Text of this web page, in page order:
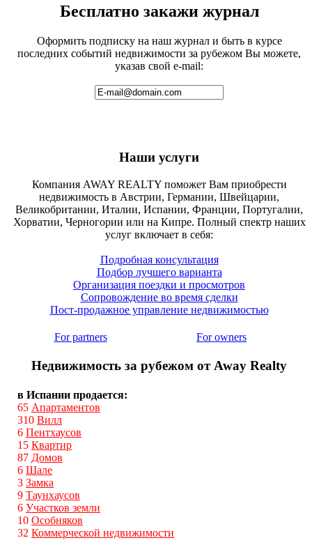
Бесплатно закажи журнал
Оформить подписку на наш журнал и быть в курсе
последних событий недвижимости за рубежом Вы можете,
указав свой e-mail:
Наши услуги
Компания AWAY REALTY поможет Вам приобрести
недвижимость в Австрии, Германии, Швейцарии,
Великобритании, Италии, Испании, Франции, Португалии,
Хорватии, Черногории или на Кипре. Полный спектр наших
услуг включает в себя:
Подробная консультация
Подбор лучшего варианта
Организация поездки и просмотров
Сопровождение во время сделки
Пост-продажное управление недвижимостью
For partners For owners
Недвижимость за рубежом от Away Realty
в Испании продается:
65 Апартаментов
310 Вилл
6 Пентхаусов
15 Квартир
87 Домов
6 Шале
3 Замка
9 Таунхаусов
6 Участков земли
10 Особняков
32 Коммерческой недвижимости